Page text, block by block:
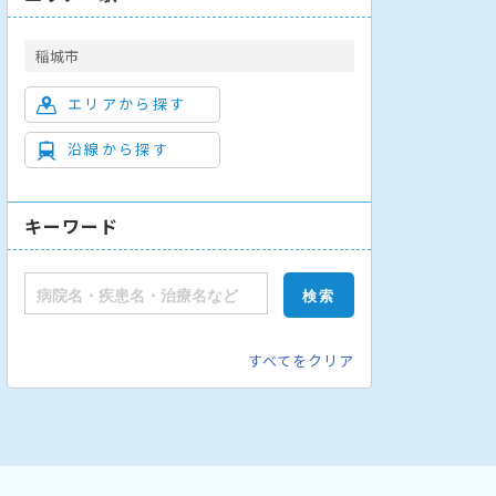
稲城市
エリアから探す
沿線から探す
キーワード
すべてをクリア